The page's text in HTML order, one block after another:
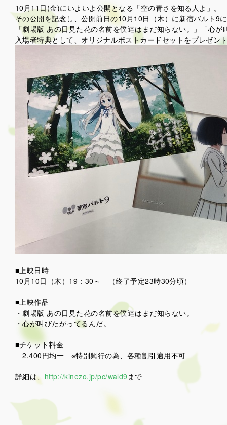
10月11日(金)にいよいよ公開となる「空の青さを知る人よ」。
その公開を記念し、公開前日の10月10日（木）に新宿バルト9
「劇場版 あの日見た花の名前を僕達はまだ知らない。」「心
入場者特典として、オリジナルポストカードセットをプレゼン
■上映日時
10月10日（木）19：30～ （終了予定23時30分頃）
■上映作品
・劇場版 あの日見た花の名前を僕達はまだ知らない。
・心が叫びたがってるんだ。
■チケット料金
2,400円均一 ※特別興行の為、各種割引適用不可
詳細は、 http://kinezo.jp/pc/wald9 まで